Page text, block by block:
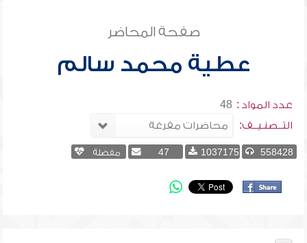
صفحة المحاضر
عطية محمد سالم
عدد المواد : 48
التــصنـيــف:
558428
1037175
47 مفضلة